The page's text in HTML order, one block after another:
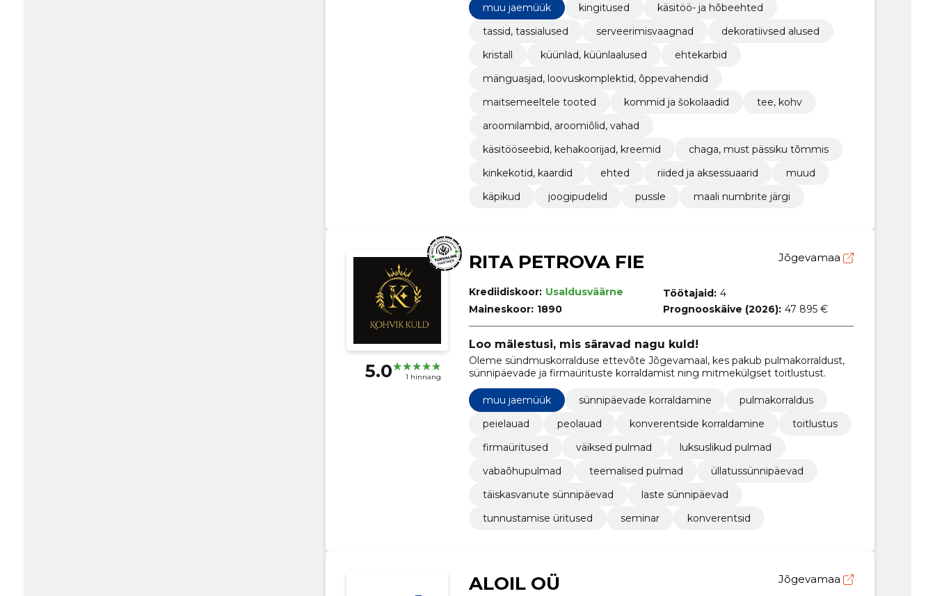
muu jaemüük
kingitused
käsitöö- ja hõbeehted
tassid, tassialused
serveerimisvaagnad
dekoratiivsed alused
kristall
küünlad, küünlaalused
ehtekarbid
mänguasjad, loovuskomplektid, õppevahendid
maitsemeeltele tooted
kommid ja šokolaadid
tee, kohv
aroomilambid, aroomiõlid, vahad
käsitööseebid, kehakoorijad, kreemid
chaga, must pässiku tõmmis
kinkekotid, kaardid
ehted riided ja aksessuaarid
muud
käpikud
joogipudelid pussle maali numbrite järgi
5.0 1 hinnang
RITA PETROVA FIE Jõgevamaa
Krediidiskoor: Usaldusväärne
Maineskoor: 1890
Töötajaid: 4
Prognooskäive (2026): 47 895 €
Loo mälestusi, mis säravad nagu kuld!
Oleme sündmuskorralduse ettevõte Jõgevamaal, kes pakub pulmakorraldust,
sünnipäevade ja firmaürituste korraldamist ning mitmekülgset toitlustust.
muu jaemüük sünnipäevade korraldamine
pulmakorraldus
peielauad
peolauad konverentside korraldamine
toitlustus
firmaüritused
väiksed pulmad
luksuslikud pulmad
vabaõhupulmad
teemalised pulmad
üllatussünnipäevad
täiskasvanute sünnipäevad
laste sünnipäevad
tunnustamise üritused
seminar konverentsid
ALOIL OÜ Jõgevamaa